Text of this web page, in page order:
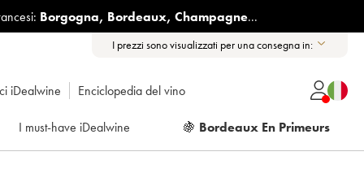
Borgogna, Bordeaux, Champagne...
I prezzi sono visualizzati per una consegna in:
iDealwine Enciclopedia del vino
I must-have iDealwine 🍇 Bordeaux En Primeurs